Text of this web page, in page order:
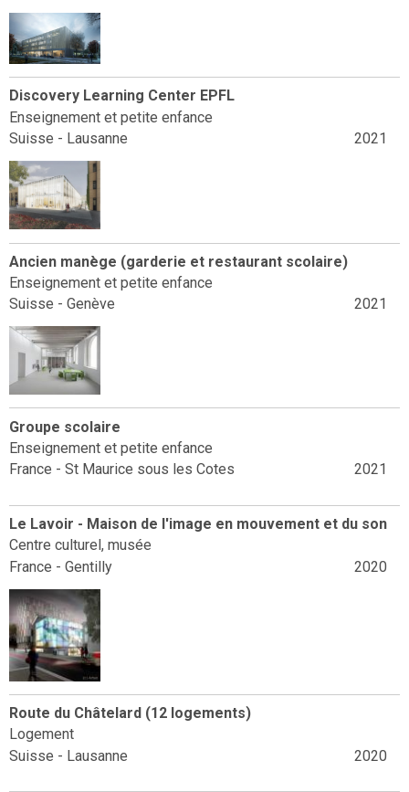
Discovery Learning Center EPFL
Enseignement et petite enfance
2021
Suisse - Lausanne
Ancien manège (garderie et restaurant scolaire)
Enseignement et petite enfance
2021
Suisse - Genève
Groupe scolaire
Enseignement et petite enfance
2021
France - St Maurice sous les Cotes
Le Lavoir - Maison de l'image en mouvement et du son
Centre culturel, musée
2020
France - Gentilly
Route du Châtelard (12 logements)
Logement
2020
Suisse - Lausanne